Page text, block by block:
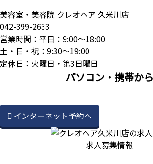
美容室・美容院 クレオヘア 久米川店
042-399-2633
営業時間：平日：9:00～18:00
土・日・祝：9:30～19:00
定休日：火曜日・第3日曜日
パソコン・携帯から
インターネット予約へ
求人募集情報